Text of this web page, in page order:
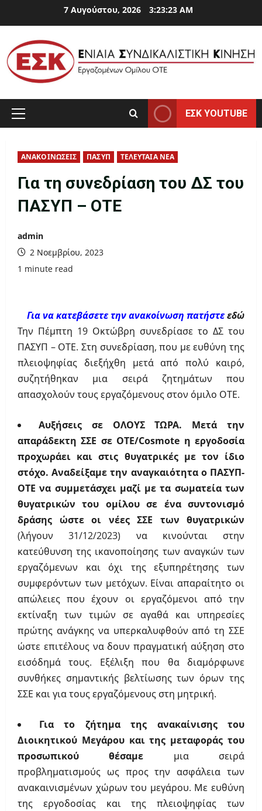
to
content
7 Αυγούστου, 2026 3:23:23 AM
Primary
ΕΣΚ YOUTUBE
ΑΝΑΚΟΙΝΩΣΕΙΣ ΠΑΣΥΠ ΤΕΛΕΥΤΑΙΑ ΝΕΑ
Για τη συνεδρίαση του ΔΣ του
ΠΑΣΥΠ – ΟΤΕ
admin
2 Νοεμβρίου, 2023
1 minute read
Για να κατεβάσετε την ανακοίνωση πατήστεεδώ
Την Πέμπτη 19 Οκτώβρη συνεδρίασε το ΔΣ του
ΠΑΣΥΠ – ΟΤΕ. Στη συνεδρίαση, που με ευθύνη της
πλειοψηφίας διεξήχθη μετά από πολύ καιρό,
συζητήθηκαν μια σειρά ζητημάτων που
απασχολούν τους εργαζόμενους στον όμιλο ΟΤΕ.
Αυξήσεις σε ΟΛΟΥΣ ΤΩΡΑ. Μετά την
απαράδεκτη ΣΣΕ σε ΟΤΕ/Cosmote η εργοδοσία
προχωράει και στις θυγατρικές με τον ίδιο
στόχο. Αναδείξαμε την αναγκαιότητα ο ΠΑΣΥΠ-
ΟΤΕ να συμμετάσχει μαζί με τα σωματεία των
θυγατρικών του ομίλου σε ένα συντονισμό
δράσης ώστε οι νέες ΣΣΕ των θυγατρικών
(λήγουν 31/12/2023) να κινούνται στην
κατεύθυνση της ικανοποίησης των αναγκών των
εργαζόμενων και όχι της εξυπηρέτησης των
συμφερόντων των μετόχων. Είναι απαραίτητο οι
απώλειες που έχουν οι εργαζόμενοι από την
εκτίναξη των τιμών σε αγαθά και υπηρεσίες
πρώτης ανάγκης να υπερκαλυφθούν από τη ΣΣΕ
ώστε επιτέλους να δουν πραγματική αύξηση στο
εισόδημά τους. Εξέλιξη που θα διαμόρφωνε
συνθήκες σημαντικής βελτίωσης των όρων της
ΣΣΕ και για τους εργαζόμενους στη μητρική.
Για το ζήτημα της ανακαίνισης του
Διοικητικού Μεγάρου και της μεταφοράς του
προσωπικού θέσαμε μια σειρά
προβληματισμούς ως προς την ασφάλεια των
ανακαινισμένων χώρων του μεγάρου. Με ευθύνη
της εργοδοσίας και της πλειοψηφίας των